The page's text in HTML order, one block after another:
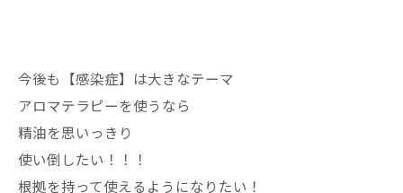
今後も【感染症】は大きなテーマ
アロマテラピーを使うなら
精油を思いっきり
使い倒したい！！！
根拠を持って使えるようになりたい！